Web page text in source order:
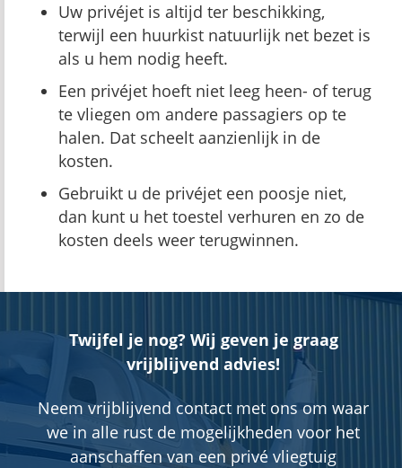
Uw privéjet is altijd ter beschikking,
terwijl een huurkist natuurlijk net bezet is
als u hem nodig heeft.
Een privéjet hoeft niet leeg heen- of terug
te vliegen om andere passagiers op te
halen. Dat scheelt aanzienlijk in de
kosten.
Gebruikt u de privéjet een poosje niet,
dan kunt u het toestel verhuren en zo de
kosten deels weer terugwinnen.
Twijfel je nog? Wij geven je graag
vrijblijvend advies!
Neem vrijblijvend contact met ons om waar
we in alle rust de mogelijkheden voor het
aanschaffen van een privé vliegtuig